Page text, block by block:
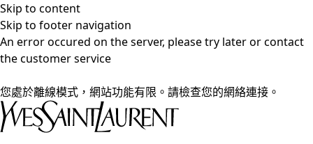
Skip to content
Skip to footer navigation
An error occured on the server, please try later or contact
the customer service
您處於離線模式，網站功能有限。請檢查您的網絡連接。